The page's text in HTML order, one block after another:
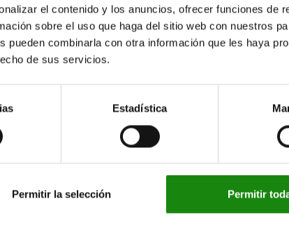
el contenido y los anuncios, ofrecer funciones de
sobre el uso que haga del sitio web con nuestros
pueden combinarla con otra información que les haya
de sus servicios.
Estadística
Permitir la selección Permitir
12
12
16
16
16